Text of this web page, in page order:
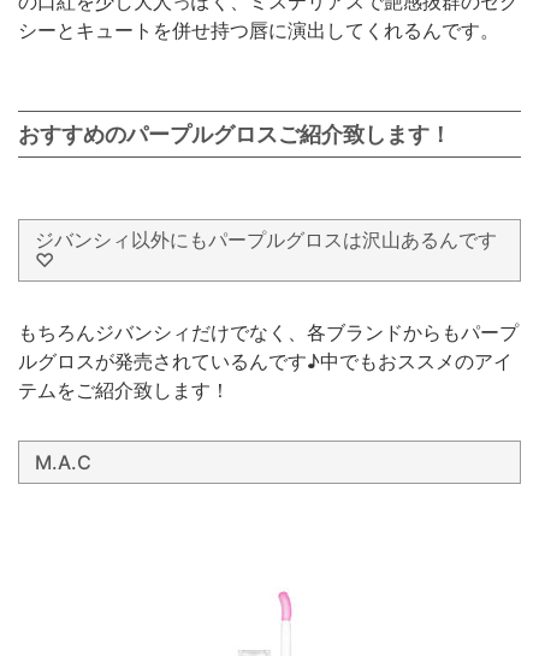
シーとキュートを併せ持つ唇に演出してくれるんです。
おすすめのパープルグロスご紹介致します！
ジバンシィ以外にもパープルグロスは沢山あるんです
♡
もちろんジバンシィだけでなく、各ブランドからもパープ
ルグロスが発売されているんです♪中でもおススメのアイ
テムをご紹介致します！
M.A.C